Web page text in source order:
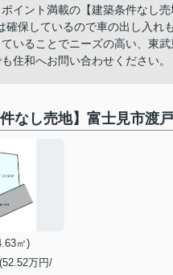
ポイント満載の【建築条件なし
確保しているので車の出し入れ
いることでニーズの高い、東
住和へお問い合わせください。
件なし売地】富士見市渡
㎡)
万円/